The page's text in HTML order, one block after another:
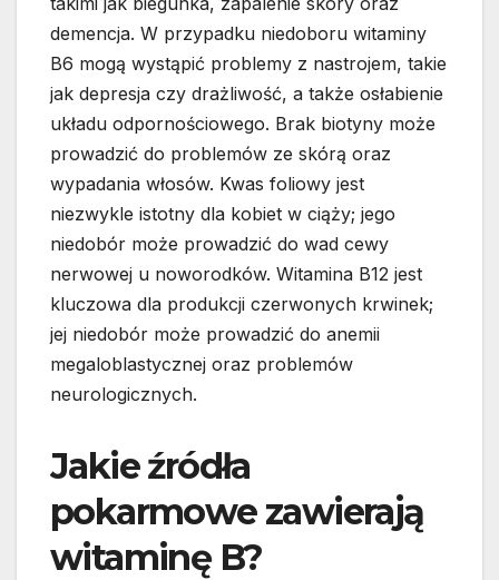
demencja. W przypadku niedoboru witaminy
B6 mogą wystąpić problemy z nastrojem, takie
jak depresja czy drażliwość, a także osłabienie
układu odpornościowego. Brak biotyny może
prowadzić do problemów ze skórą oraz
wypadania włosów. Kwas foliowy jest
niezwykle istotny dla kobiet w ciąży; jego
niedobór może prowadzić do wad cewy
nerwowej u noworodków. Witamina B12 jest
kluczowa dla produkcji czerwonych krwinek;
jej niedobór może prowadzić do anemii
megaloblastycznej oraz problemów
neurologicznych.
Jakie źródła
pokarmowe zawierają
witaminę B?